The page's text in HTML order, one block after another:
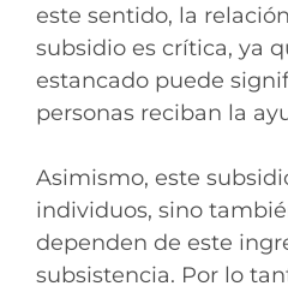
este sentido, la
subsidio es crítica, ya
estancado puede
personas reciban la
Asimismo, este
individuos, sino
dependen de este
subsistencia. Por lo